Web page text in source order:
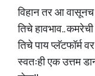
विहान तर आ वासूनच
तिचे हावभाव..
तिचे पाय प्लॅटफॉर्म
स्वतःही एक उत्तम